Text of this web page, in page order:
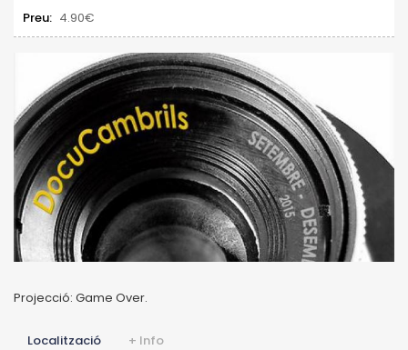
Preu: 4.90€
Projecció: Game Over.
Localització + Info